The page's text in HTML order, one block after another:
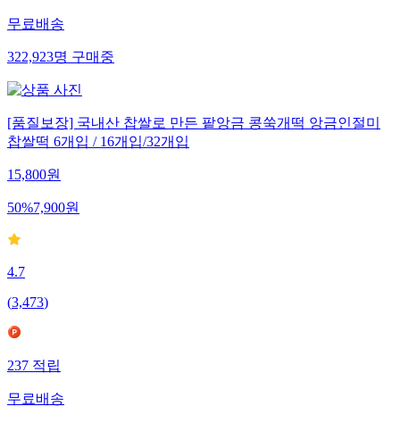
무료배송
322,923명 구매중
[품질보장] 국내산 찹쌀로 만든 팥앙금 콩쑥개떡 앙금인절미
찹쌀떡 6개입 / 16개입/32개입
15,800원
50%7,900원
4.7
(3,473)
237 적립
무료배송